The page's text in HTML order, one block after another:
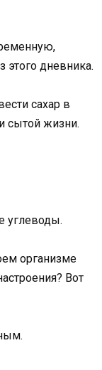
дневника.
сахар в
сытой жизни.
углеводы.
организме
Вот